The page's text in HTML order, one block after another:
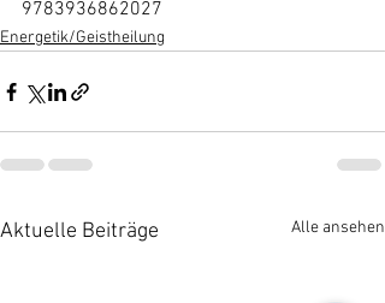
9783936862027
Energetik/Geistheilung
Aktuelle Beiträge Alle ansehen